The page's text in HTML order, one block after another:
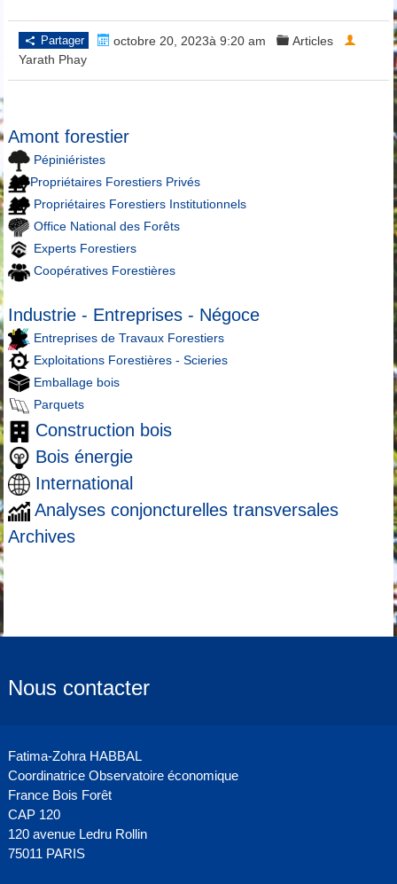
Partager octobre 20, 2023à 9:20 am
Articles
Yarath Phay
Amont forestier
Pépiniéristes
Propriétaires Forestiers Privés
Propriétaires Forestiers Institutionnels
Office National des Forêts
Experts Forestiers
Coopératives Forestières
Industrie - Entreprises - Négoce
Entreprises de Travaux Forestiers
Exploitations Forestières - Scieries
Emballage bois
Parquets
Construction bois
Bois énergie
International
Analyses conjoncturelles transversales
Archives
Nous contacter
Fatima-Zohra HABBAL
Coordinatrice Observatoire économique
France Bois Forêt
CAP 120
120 avenue Ledru Rollin
75011 PARIS